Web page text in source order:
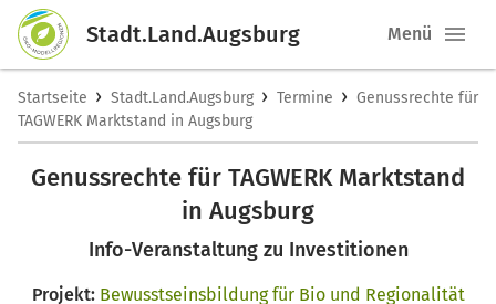
Stadt.Land.Augsburg Menü
Startseite › Stadt.Land.Augsburg › Termine › Genussrechte für
TAGWERK Marktstand in Augsburg
Genussrechte für TAGWERK Marktstand
in Augsburg
Info-Veranstaltung zu Investitionen
Projekt: Bewusstseinsbildung für Bio und Regionalität